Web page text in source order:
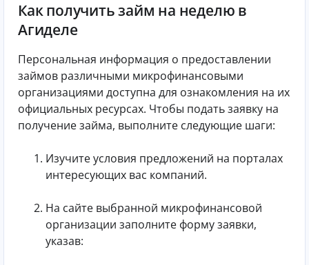
Как получить займ на неделю в
Агиделе
Персональная информация о предоставлении
займов различными микрофинансовыми
организациями доступна для ознакомления на их
официальных ресурсах. Чтобы подать заявку на
получение займа, выполните следующие шаги:
Изучите условия предложений на порталах
интересующих вас компаний.
На сайте выбранной микрофинансовой
организации заполните форму заявки,
указав: